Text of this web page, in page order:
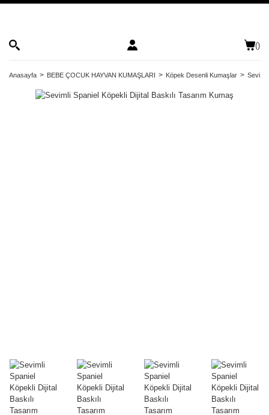
()
Anasayfa BEBE ÇOCUK HAYVAN KUMAŞLARI Köpek Desenli Kumaşlar Sevimli